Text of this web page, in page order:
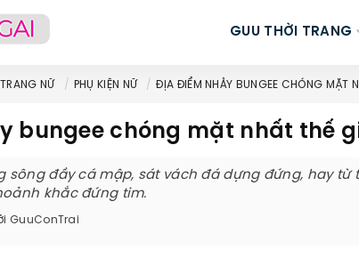
GUU THỜI TRANG
NỮ PHỤ KIỆN NỮ ĐỊA ĐIỂM NHẢY BUNGEE CHÓNG MẶT
bungee chóng mặt nhất thế
sông đầy cá mập, sát vách đá dựng đứng, hay
khắc đứng tim.
GuuConTrai